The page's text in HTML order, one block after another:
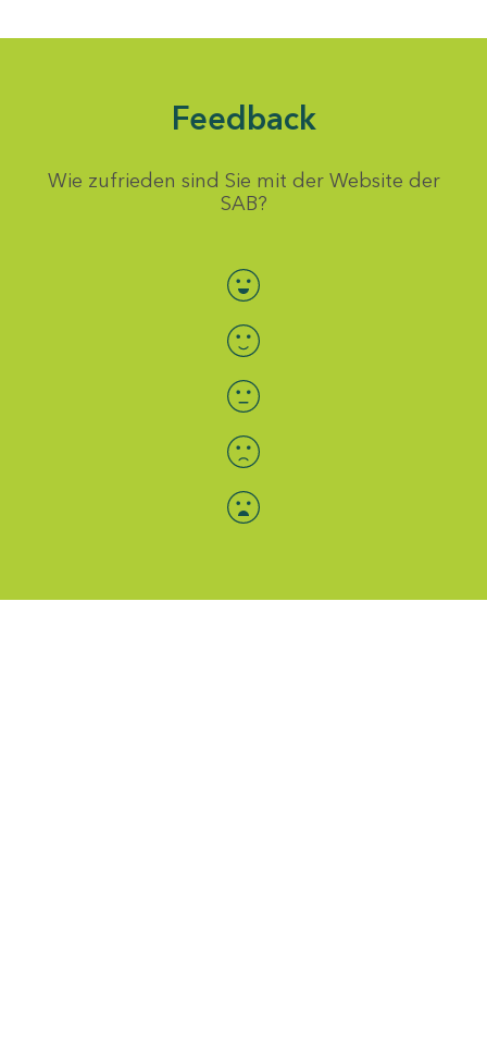
Feedback
Wie zufrieden sind Sie mit der Website der
SAB?
Bewertung auswählen